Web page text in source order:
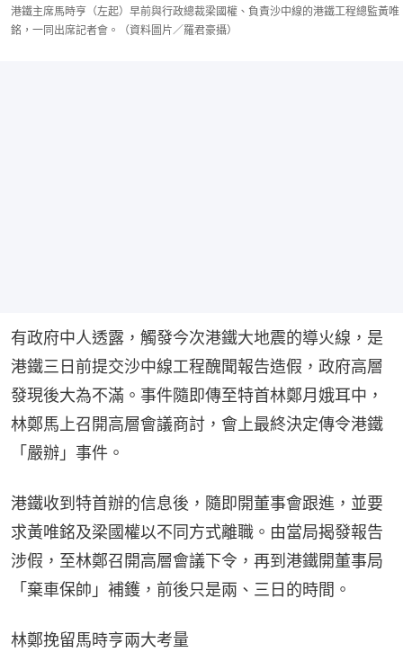
港鐵主席馬時亨（左起）早前與行政總裁梁國權、負責沙中線的港鐵工程總監黃唯
銘，一同出席記者會。（資料圖片／羅君豪攝）
有政府中人透露，觸發今次港鐵大地震的導火線，是
港鐵三日前提交沙中線工程醜聞報告造假，政府高層
發現後大為不滿。事件隨即傳至特首林鄭月娥耳中，
林鄭馬上召開高層會議商討，會上最終決定傳令港鐵
「嚴辦」事件。
港鐵收到特首辦的信息後，隨即開董事會跟進，並要
求黃唯銘及梁國權以不同方式離職。由當局揭發報告
涉假，至林鄭召開高層會議下令，再到港鐵開董事局
「棄車保帥」補鑊，前後只是兩、三日的時間。
林鄭挽留馬時亨兩大考量